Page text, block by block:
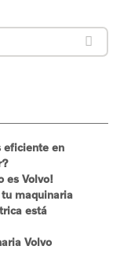
eficiente en
es Volvo!
maquinaria
está
Volvo